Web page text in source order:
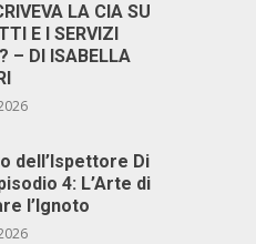
LA CIA SU
E I SERVIZI
– DI ISABELLA
dell’Ispettore Di
4: L’Arte di
l’Ignoto